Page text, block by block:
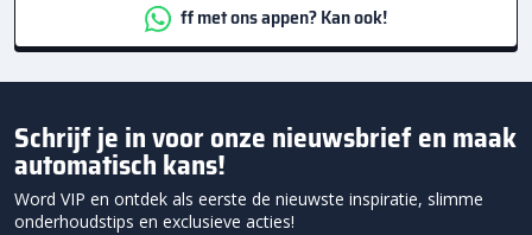
ff met ons appen? Kan ook!
Schrijf je in voor onze nieuwsbrief en maak
automatisch kans!
Word VIP en ontdek als eerste de nieuwste inspiratie, slimme
onderhoudstips en exclusieve acties!